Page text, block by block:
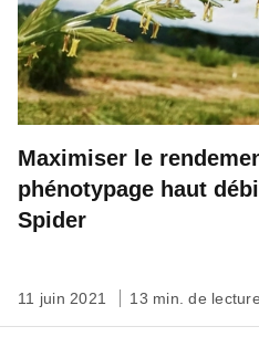
Maximiser le
phénotypage haut
Spider
11 juin 2021 13 min. de lecture